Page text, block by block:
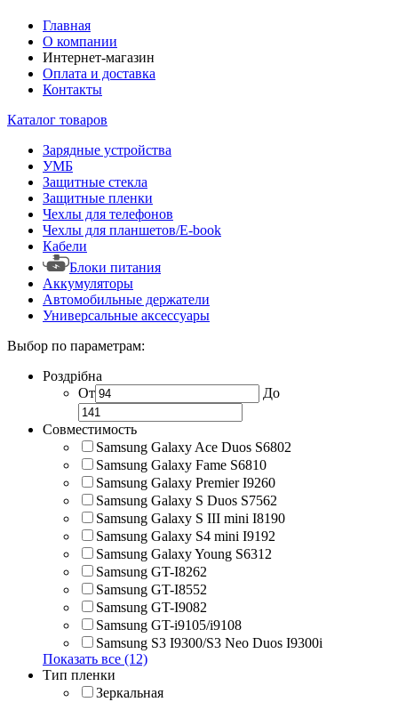
Главная
О компании
Интернет-магазин
Оплата и доставка
Контакты
Каталог товаров
Зарядные устройства
УМБ
Защитные стекла
Защитные пленки
Чехлы для телефонов
Чехлы для планшетов/E-book
Кабели
Блоки питания
Аккумуляторы
Автомобильные держатели
Универсальные аксессуары
Выбор по параметрам:
Роздрібна
От
До
Совместимость
Samsung Galaxy Ace Duos S6802
Samsung Galaxy Fame S6810
Samsung Galaxy Premier I9260
Samsung Galaxy S Duos S7562
Samsung Galaxy S III mini I8190
Samsung Galaxy S4 mini I9192
Samsung Galaxy Young S6312
Samsung GT-I8262
Samsung GT-I8552
Samsung GT-I9082
Samsung GT-i9105/i9108
Samsung S3 I9300/S3 Neo Duos I9300i
Показать все (12)
Тип пленки
Зеркальная